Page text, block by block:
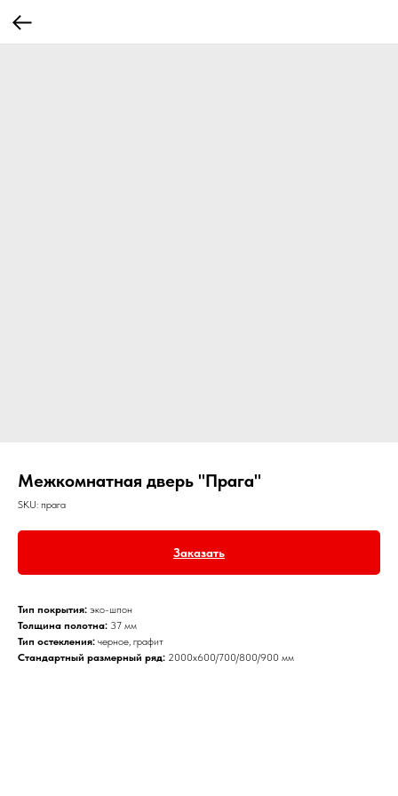
Межкомнатная дверь "Прага"
SKU: прага
Заказать
Тип покрытия: эко-шпон
Толщина полотна: 37 мм
Тип остекления: черное, графит
Стандартный размерный ряд: 2000х600/700/800/900 мм